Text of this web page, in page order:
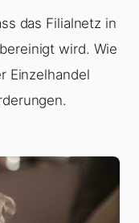
das Filialnetz in
wird. Wie
Einzelhandel